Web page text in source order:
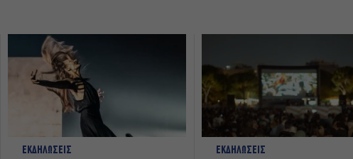
ΕΚΔΗΛΩΣΕΙΣ ΕΚΔΗΛΩΣΕΙΣ